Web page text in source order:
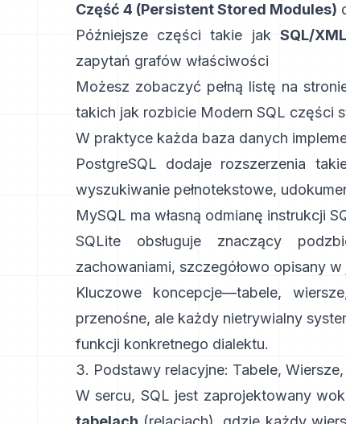
Część 4 (Persistent Stored Modules)
Późniejsze części takie jakSQL/XML
zapytań grafów właściwości
Możesz zobaczyć pełną listę na
takich jak rozbicie Modern SQL części
W praktyce każda baza danych
PostgreSQL dodaje rozszerzenia
wyszukiwanie pełnotekstowe,
MySQL ma własną odmianę instrukcji
SQLite obsługuje znaczący
zachowaniami, szczegółowo opisany w
Kluczowe koncepcje—tabele,
przenośne, ale każdy nietrywialny
funkcji konkretnego dialektu.
3. Podstawy relacyjne: Tabele,
W sercu, SQL jest zaprojektowany